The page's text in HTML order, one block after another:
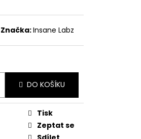
Značka:Insane Labz
DO KOŠÍKU
Tisk
Zeptat se